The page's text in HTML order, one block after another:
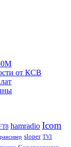
от КСВ
hamradio Icom
sloper TVI